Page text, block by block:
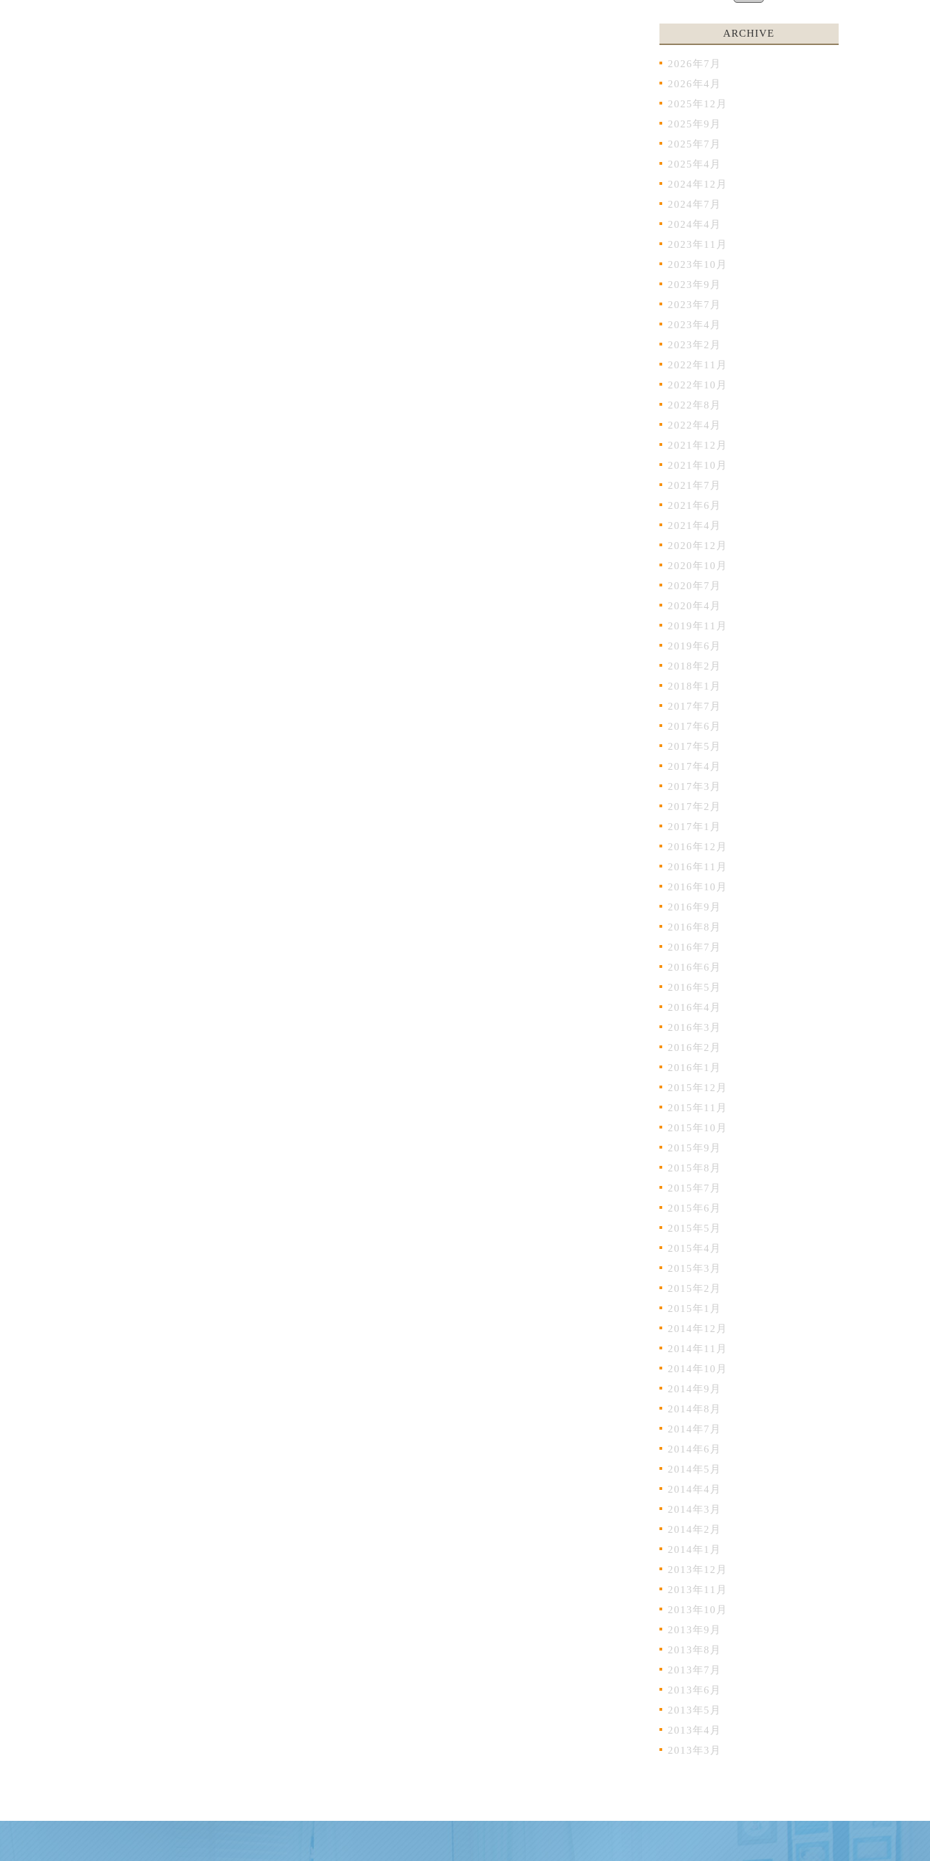
ARCHIVE
2026年7月
2026年4月
2025年12月
2025年9月
2025年7月
2025年4月
2024年12月
2024年7月
2024年4月
2023年11月
2023年10月
2023年9月
2023年7月
2023年4月
2023年2月
2022年11月
2022年10月
2022年8月
2022年4月
2021年12月
2021年10月
2021年7月
2021年6月
2021年4月
2020年12月
2020年10月
2020年7月
2020年4月
2019年11月
2019年6月
2018年2月
2018年1月
2017年7月
2017年6月
2017年5月
2017年4月
2017年3月
2017年2月
2017年1月
2016年12月
2016年11月
2016年10月
2016年9月
2016年8月
2016年7月
2016年6月
2016年5月
2016年4月
2016年3月
2016年2月
2016年1月
2015年12月
2015年11月
2015年10月
2015年9月
2015年8月
2015年7月
2015年6月
2015年5月
2015年4月
2015年3月
2015年2月
2015年1月
2014年12月
2014年11月
2014年10月
2014年9月
2014年8月
2014年7月
2014年6月
2014年5月
2014年4月
2014年3月
2014年2月
2014年1月
2013年12月
2013年11月
2013年10月
2013年9月
2013年8月
2013年7月
2013年6月
2013年5月
2013年4月
2013年3月